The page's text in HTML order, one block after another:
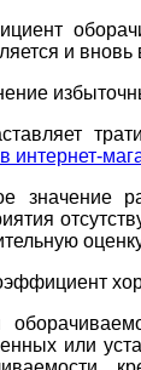
и
интернет-
значение
или